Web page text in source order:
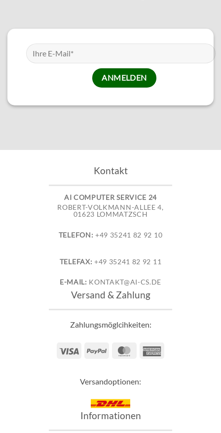
Kontakt
AI COMPUTER SERVICE 24
ROBERT-VOLKMANN-ALLEE 4,
01623 LOMMATZSCH
TELEFON: +49 35241 82 92 10
TELEFAX: +49 35241 82 92 11
E-MAIL: KONTAKT@AI-CS.DE
Versand & Zahlung
Zahlungsmöglcihkeiten:
Visa PayPal MasterCard
Versandoptionen:
Informationen